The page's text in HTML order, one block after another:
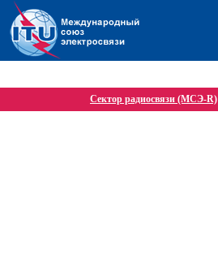
Сектор радиосвязи (МСЭ-R)